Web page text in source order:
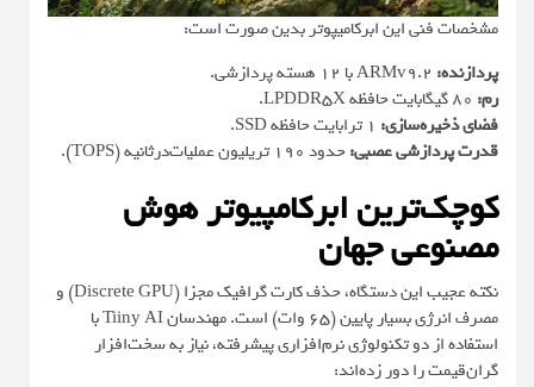
مشخصات فنی این ابرکامیپوتر بدین صورت است:
پردازنده:
رم:
فضای ذخیره‌سازی:
قدرت پردازشی عصبی:حدود ۱۹۰ تریلیون عملیات‌درثانیه (TOPS).
کوچک‌ترین ابرکامپیوتر هوش
مصنوعی جهان
نکته عجیب این دستگاه، حذف کارت گرافیک مجزا (Discrete GPU) و
مصرف انرژی بسیار پایین (۶۵ وات) است. مهندسان Tiiny AI با
استفاده از دو تکنولوژی نرم‌افزاری پیشرفته، نیاز به سخت‌افزار
گران‌قیمت را دور زده‌اند: